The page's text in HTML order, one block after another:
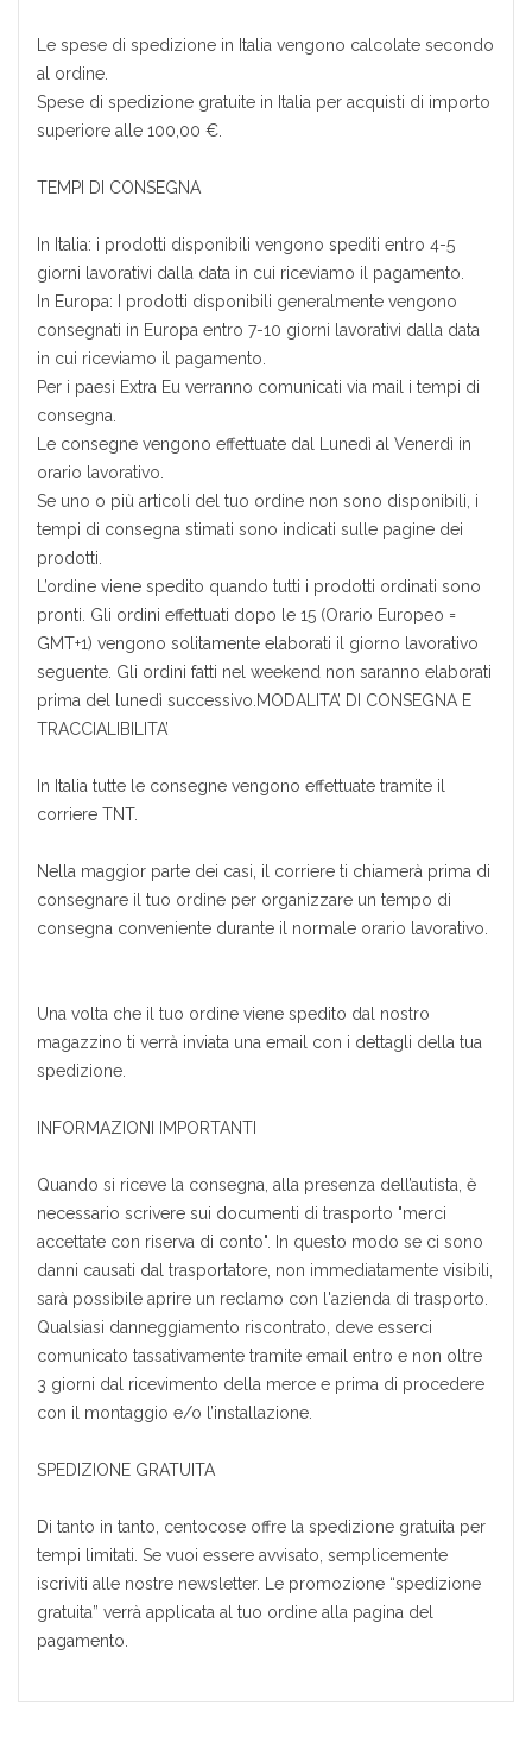
Le spese di spedizione in Italia vengono calcolate secondo
al ordine.
Spese di spedizione gratuite in Italia per acquisti di importo
superiore alle 100,00 €.
TEMPI DI CONSEGNA
In Italia: i prodotti disponibili vengono spediti entro 4-5
giorni lavorativi dalla data in cui riceviamo il pagamento.
In Europa: I prodotti disponibili generalmente vengono
consegnati in Europa entro 7-10 giorni lavorativi dalla data
in cui riceviamo il pagamento.
Per i paesi Extra Eu verranno comunicati via mail i tempi di
consegna.
Le consegne vengono effettuate dal Lunedì al Venerdì in
orario lavorativo.
Se uno o più articoli del tuo ordine non sono disponibili, i
tempi di consegna stimati sono indicati sulle pagine dei
prodotti.
L’ordine viene spedito quando tutti i prodotti ordinati sono
pronti. Gli ordini effettuati dopo le 15 (Orario Europeo =
GMT+1) vengono solitamente elaborati il giorno lavorativo
seguente. Gli ordini fatti nel weekend non saranno elaborati
prima del lunedì successivo.MODALITA’ DI CONSEGNA E
TRACCIALIBILITA’
In Italia tutte le consegne vengono effettuate tramite il
corriere TNT.
Nella maggior parte dei casi, il corriere ti chiamerà prima di
consegnare il tuo ordine per organizzare un tempo di
consegna conveniente durante il normale orario lavorativo.
Una volta che il tuo ordine viene spedito dal nostro
magazzino ti verrà inviata una email con i dettagli della tua
spedizione.
INFORMAZIONI IMPORTANTI
Quando si riceve la consegna, alla presenza dell’autista, è
necessario scrivere sui documenti di trasporto "merci
accettate con riserva di conto". In questo modo se ci sono
danni causati dal trasportatore, non immediatamente visibili,
sarà possibile aprire un reclamo con l'azienda di trasporto.
Qualsiasi danneggiamento riscontrato, deve esserci
comunicato tassativamente tramite email entro e non oltre
3 giorni dal ricevimento della merce e prima di procedere
con il montaggio e/o l’installazione.
SPEDIZIONE GRATUITA
Di tanto in tanto, centocose offre la spedizione gratuita per
tempi limitati. Se vuoi essere avvisato, semplicemente
iscriviti alle nostre newsletter. Le promozione “spedizione
gratuita” verrà applicata al tuo ordine alla pagina del
pagamento.